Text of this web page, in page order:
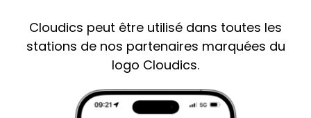
Cloudics peut être utilisé dans toutes les
stations de nos partenaires marquées du
logo Cloudics.